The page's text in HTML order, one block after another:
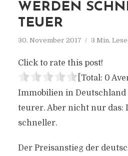
WERDEN
TEUER
30. November 2017 3 Min.
Click to rate this post!
[Total: 0
Immobilien in
teurer. Aber nicht nur das:
schneller.
Der Preisanstieg der